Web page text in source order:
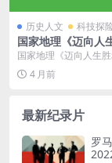
历史人文 科技探
国家地理《迈向人
ow to Win at
15》全14集 英语多
水印纯净版 720P/
国家地理《迈向人生
Win at Everything 20...
4 月前
最新纪录片
罗